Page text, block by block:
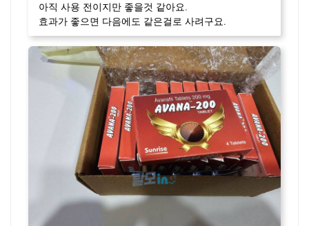
아직 사용 전이지만 좋을것 같아요.
효과가 좋으면 다음에도 같은걸로 사려구요.